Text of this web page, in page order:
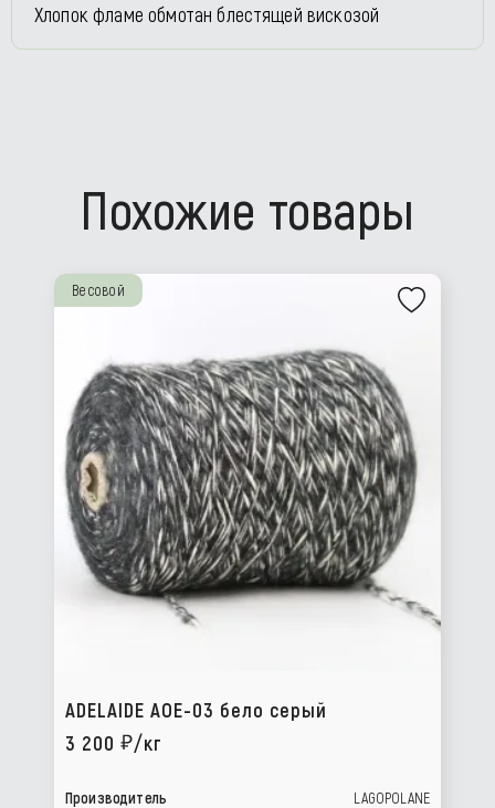
Хлопок фламе обмотан блестящей вискозой
Похожие товары
Весовой
ADELAIDE AOE-03 бело серый
3 200
/кг
Производитель
LAGOPOLANE